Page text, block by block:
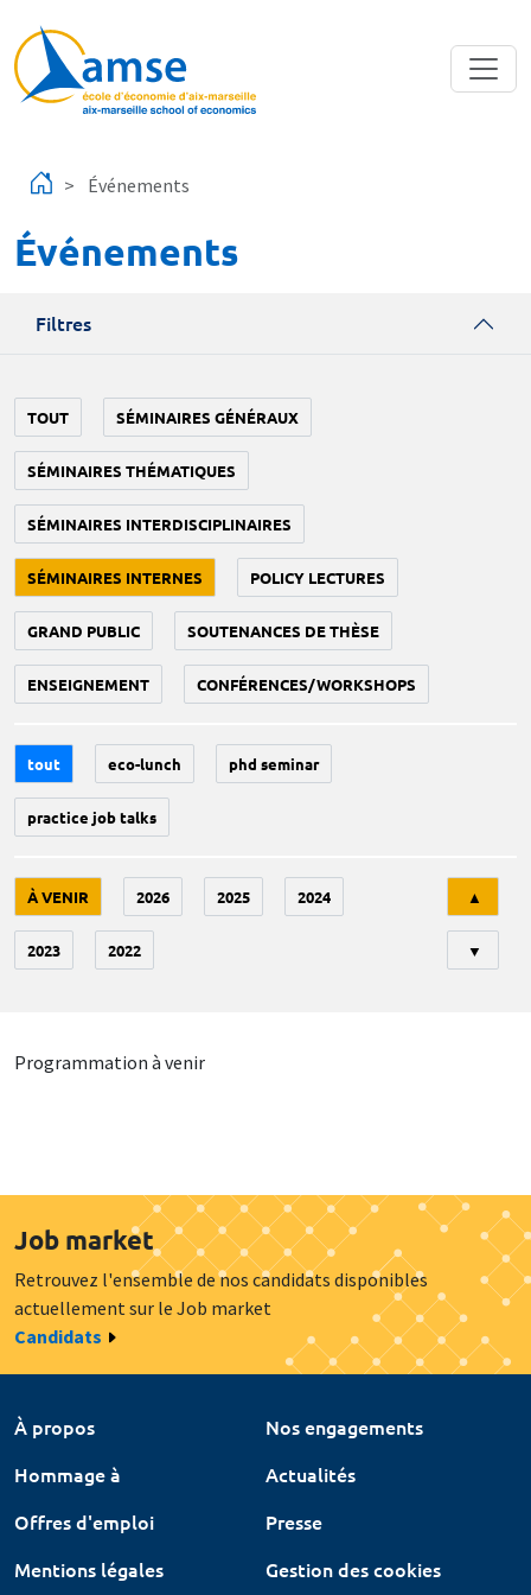
Événements
Événements
Filtres
TOUT SÉMINAIRES GÉNÉRAUX
SÉMINAIRES THÉMATIQUES
SÉMINAIRES INTERDISCIPLINAIRES
SÉMINAIRES INTERNES POLICY LECTURES
GRAND PUBLIC SOUTENANCES DE THÈSE
ENSEIGNEMENT CONFÉRENCES/WORKSHOPS
tout eco-lunch phd seminar
practice job talks
À VENIR 2026 2025 2024
2023 2022
▲
▼
Programmation à venir
Job market
Retrouvez l'ensemble de nos candidats disponibles
actuellement sur le Job market
Candidats
À propos
Nos engagements
Hommage à
Actualités
Offres d'emploi
Presse
Mentions légales
Gestion des cookies